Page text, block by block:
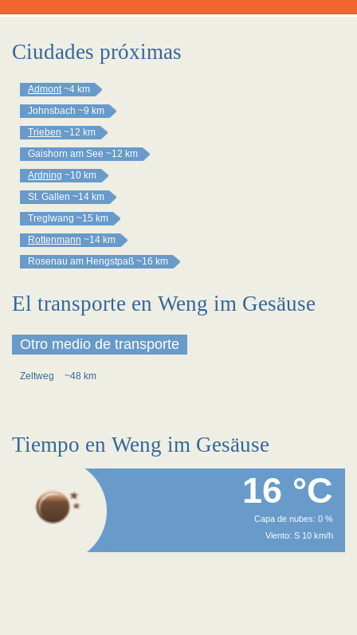
Ciudades próximas
Admont ~4 km
Johnsbach ~9 km
Trieben ~12 km
Gaishorn am See ~12 km
Ardning ~10 km
St. Gallen ~14 km
Treglwang ~15 km
Rottenmann ~14 km
Rosenau am Hengstpaß ~16 km
El transporte en Weng im Gesäuse
Otro medio de transporte
Zeltweg ~48 km
Tiempo en Weng im Gesäuse
16 °C
Capa de nubes: 0 %
Viento: S 10 km/h